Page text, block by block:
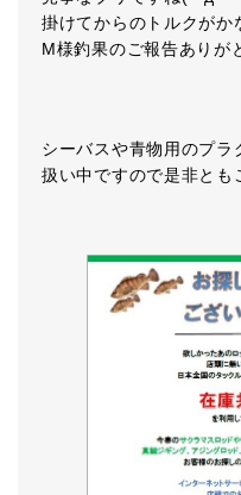
掛けてからのトルクがか
M様釣果のご報告ありが
シーバスや青物用のプラ
扱い中ですので是非とも